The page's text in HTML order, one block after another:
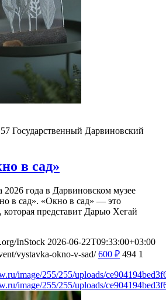
Государственный Дарвиновский
в сад»
года в Дарвиновском музее
в сад». «Окно в сад» — это
которая представит Дарью Хегай
InStock 2026-06-22T09:33:00+03:00
vystavka-okno-v-sad/ 600 ₽ 494 1
image/255/255/uploads/
image/255/255/uploads/